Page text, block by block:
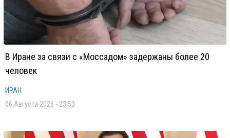
В Иране за связи с «Моссадом» задержаны более 20
человек
ИРАН
06 Августа 2026 - 23:53